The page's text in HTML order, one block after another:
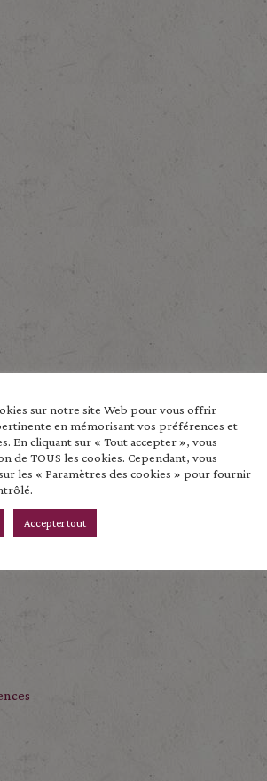
stocker et/ou accéder aux
sur ce site. Le fait de ne pas consentir
sur notre site Web pour vous offrir
en mémorisant vos préférences et
En cliquant sur « Tout accepter », vous
de TOUS les cookies. Cependant, vous
les « Paramètres des cookies » pour fournir
Accepter tout